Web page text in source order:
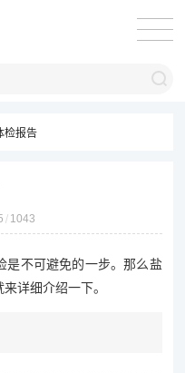
检报告
1043
是不可避免的一步。那么盐
详细介绍一下。